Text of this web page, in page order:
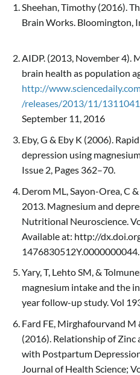
Sheehan, Timothy (2016).
Brain Works. Bloomington,
AIDP. (2013, November 4).
brain health as population
http://
/releases/2013/11/
September 11, 2016
Eby, G & Eby K (2006).
depression using
Issue 2, Pages 362–70.
Derom ML, Sayon-Orea, C
2013. Magnesium and
Nutritional Neuroscience.
Available at: http://
1476830512Y.0000000044.
Yary, T, Lehto SM, &
magnesium intake and the
year follow-up study. Vol
Fard FE, Mirghafourvand
(2016). Relationship of Zinc
with Postpartum
Journal of Health Science;